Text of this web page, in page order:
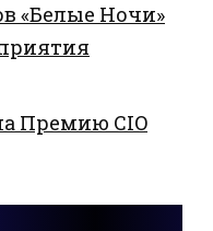
«Белые Ночи»
Премию CIO